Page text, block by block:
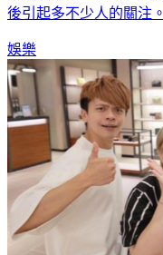
後引起多不少人的關注。
娛樂